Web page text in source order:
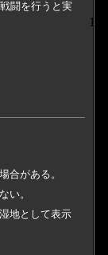
闘を行うと実
合がある。
い。
地として表示
16